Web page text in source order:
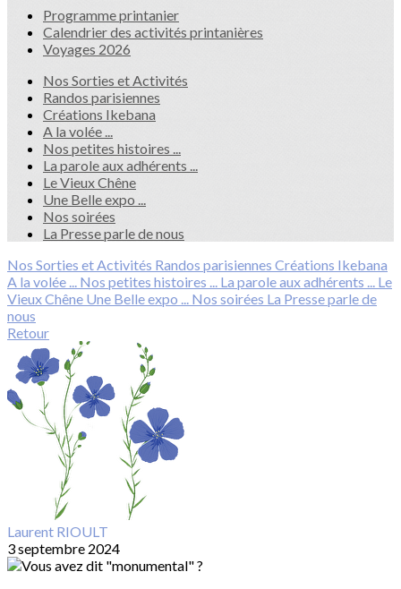
Programme printanier
Calendrier des activités printanières
Voyages 2026
Nos Sorties et Activités
Randos parisiennes
Créations Ikebana
A la volée ...
Nos petites histoires ...
La parole aux adhérents ...
Le Vieux Chêne
Une Belle expo ...
Nos soirées
La Presse parle de nous
Nos Sorties et Activités Randos parisiennes Créations Ikebana
A la volée ... Nos petites histoires ... La parole aux adhérents ... Le
Vieux Chêne Une Belle expo ... Nos soirées La Presse parle de
nous
Retour
Laurent RIOULT
3 septembre 2024